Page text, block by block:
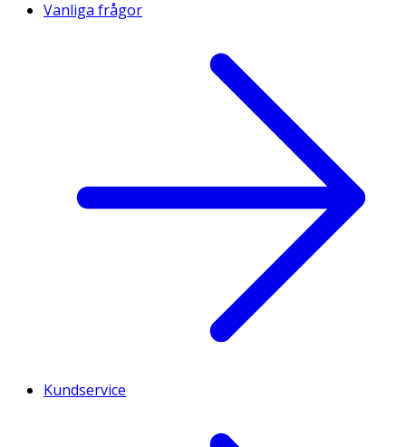
Vanliga frågor
Kundservice